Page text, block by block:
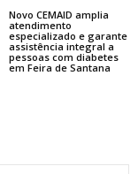
Novo CEMAID amplia
atendimento
especializado e garante
assistência integral a
pessoas com diabetes
em Feira de Santana